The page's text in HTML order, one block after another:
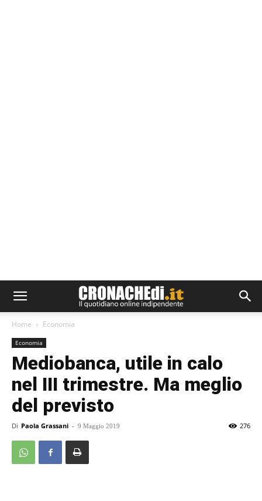
Home Economia
Economia
Mediobanca, utile in calo
nel III trimestre. Ma meglio
del previsto
Di Paola Grassani - 9 Maggio 2019 276